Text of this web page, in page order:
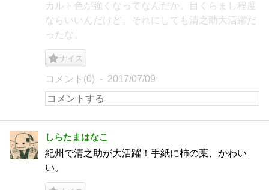
カルト色が強くなってなんだか。目くらまし程度
ならいいんだけど。それにしても清之助大活躍だ
ったな。
ナイス
コメント(0) 2017/07/09
しらたまはなこ
紀州で清之助が大活躍！手紙に柿の葉、かわい
い。